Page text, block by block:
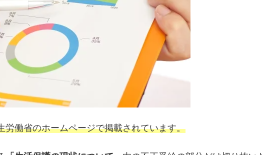
労働省のホームページで掲載されています。